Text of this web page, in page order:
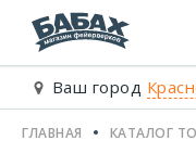
Ваш город
ГЛАВНАЯ КАТАЛОГ